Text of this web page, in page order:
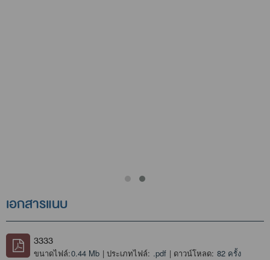
เอกสารแนบ
3333
ขนาดไฟล์:0.44 Mb | ประเภทไฟล์: .pdf | ดาวน์โหลด: 82 ครั้ง